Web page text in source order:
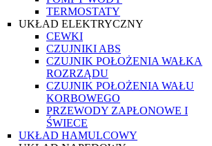
TERMOSTATY
UKŁAD ELEKTRYCZNY
CEWKI
CZUJNIKI ABS
CZUJNIK POŁOŻENIA WAŁKA
ROZRZĄDU
CZUJNIK POŁOŻENIA WAŁU
KORBOWEGO
PRZEWODY ZAPŁONOWE I
ŚWIECE
UKŁAD HAMULCOWY